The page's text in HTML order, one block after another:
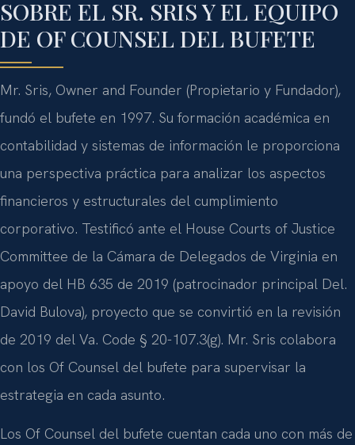
SOBRE EL SR. SRIS Y EL EQUIPO
DE OF COUNSEL DEL BUFETE
Mr. Sris, Owner and Founder (Propietario y Fundador),
fundó el bufete en 1997. Su formación académica en
contabilidad y sistemas de información le proporciona
una perspectiva práctica para analizar los aspectos
financieros y estructurales del cumplimiento
corporativo. Testificó ante el House Courts of Justice
Committee de la Cámara de Delegados de Virginia en
apoyo del HB 635 de 2019 (patrocinador principal Del.
David Bulova), proyecto que se convirtió en la revisión
de 2019 del Va. Code § 20-107.3(g). Mr. Sris colabora
con los Of Counsel del bufete para supervisar la
estrategia en cada asunto.
Los Of Counsel del bufete cuentan cada uno con más de